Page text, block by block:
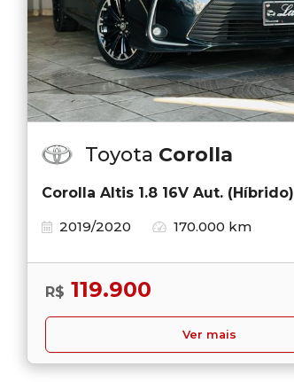
Toyota Corolla
Corolla Altis 1.8 16V Aut. (Híbrido)
2019/2020
170.000 km
R$ 119.900
Ver mais